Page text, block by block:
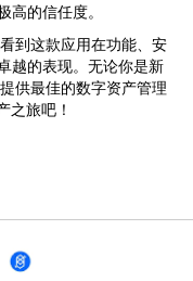
高的信任度。
到这款应用在功能、安
越的表现。无论你是新
供最佳的数字资产管理
之旅吧！